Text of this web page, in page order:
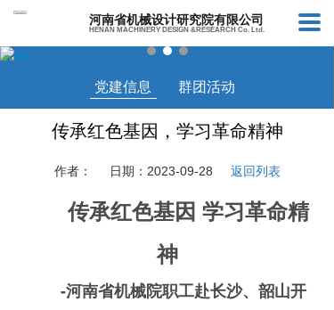
河南省机械设计研究院有限公司
HENAN MACHINERY DESIGN &RESEARCH Co. Ltd.
党建信息 群团活动
传承红色基因，学习革命精神
作者： 日期：2023-09-28 返回列表
传承红色基因 学习革命精
神
-河南省机械院职工赴长沙、韶山开